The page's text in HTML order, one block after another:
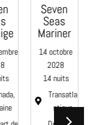
Seven
Seas
Mariner
14 octobre
2028
14 nuits
Transatla
ntique